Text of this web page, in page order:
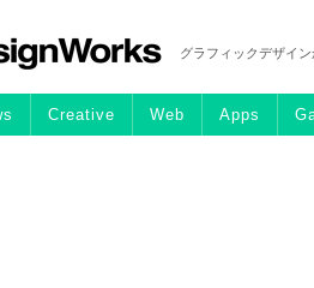
グラフィックデザイ
Creative Web Apps